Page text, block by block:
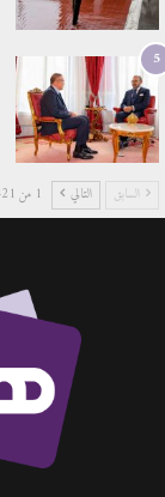
5
السابق التالي 1 من 1٬421